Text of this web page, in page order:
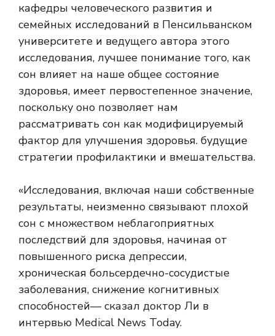
кафедры человеческого развития и
семейных исследований в Пенсильванском
университете и ведущего автора этого
исследования, лучшее понимание того, как
сон влияет на наше общее состояние
здоровья, имеет первостепенное значение,
поскольку оно позволяет нам
рассматривать сон как модифицируемый
фактор для улучшения здоровья. будущие
стратегии профилактики и вмешательства.
«Исследования, включая наши собственные
результаты, неизменно связывают плохой
сон с множеством неблагоприятных
последствий для здоровья, начиная от
повышенного риска депрессии,
хроническая больсердечно-сосудистые
заболевания, снижение когнитивных
способностей— сказал доктор Ли в
интервью Medical News Today.